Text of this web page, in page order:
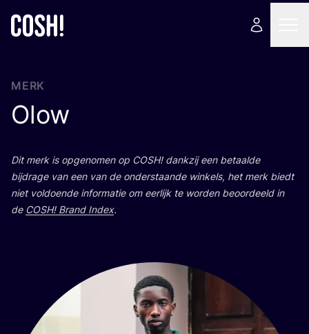
MERK
Olow
Dit merk is opge­no­men op COSH! dank­zij een betaal­de
bij­dra­ge van een van de onder­staan­de win­kels, het merk biedt
niet vol­doen­de infor­ma­tie om eer­lijk te wor­den beoor­deeld in
de COSH! Brand Index.